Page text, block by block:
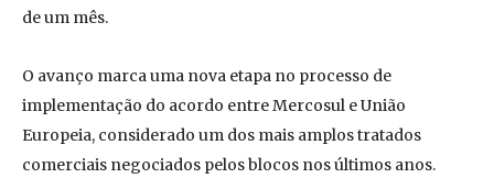
de um mês.
O avanço marca uma nova etapa no processo de
implementação do acordo entre Mercosul e União
Europeia, considerado um dos mais amplos tratados
comerciais negociados pelos blocos nos últimos anos.